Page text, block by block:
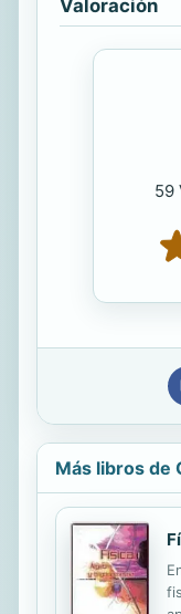
Valoración
59
Más libros de